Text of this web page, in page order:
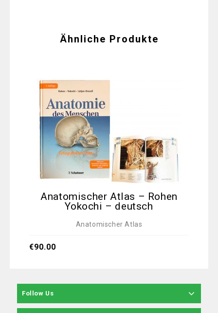
Ähnliche Produkte
Anatomischer Atlas – Rohen
Yokochi – deutsch
Anatomischer Atlas
€90.00
Follow Us